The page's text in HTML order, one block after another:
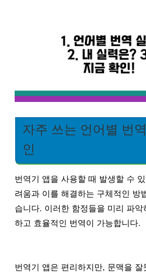
자주 쓰는 언어별 번
인
번역기 앱을 사용할 때 발생할 수
려움과 이를 해결하는 구체적인 방
습니다. 이러한 함정들을 미리 파악
하고 효율적인 번역이 가능합니다.
번역기 앱은 편리하지만, 문맥을 잘